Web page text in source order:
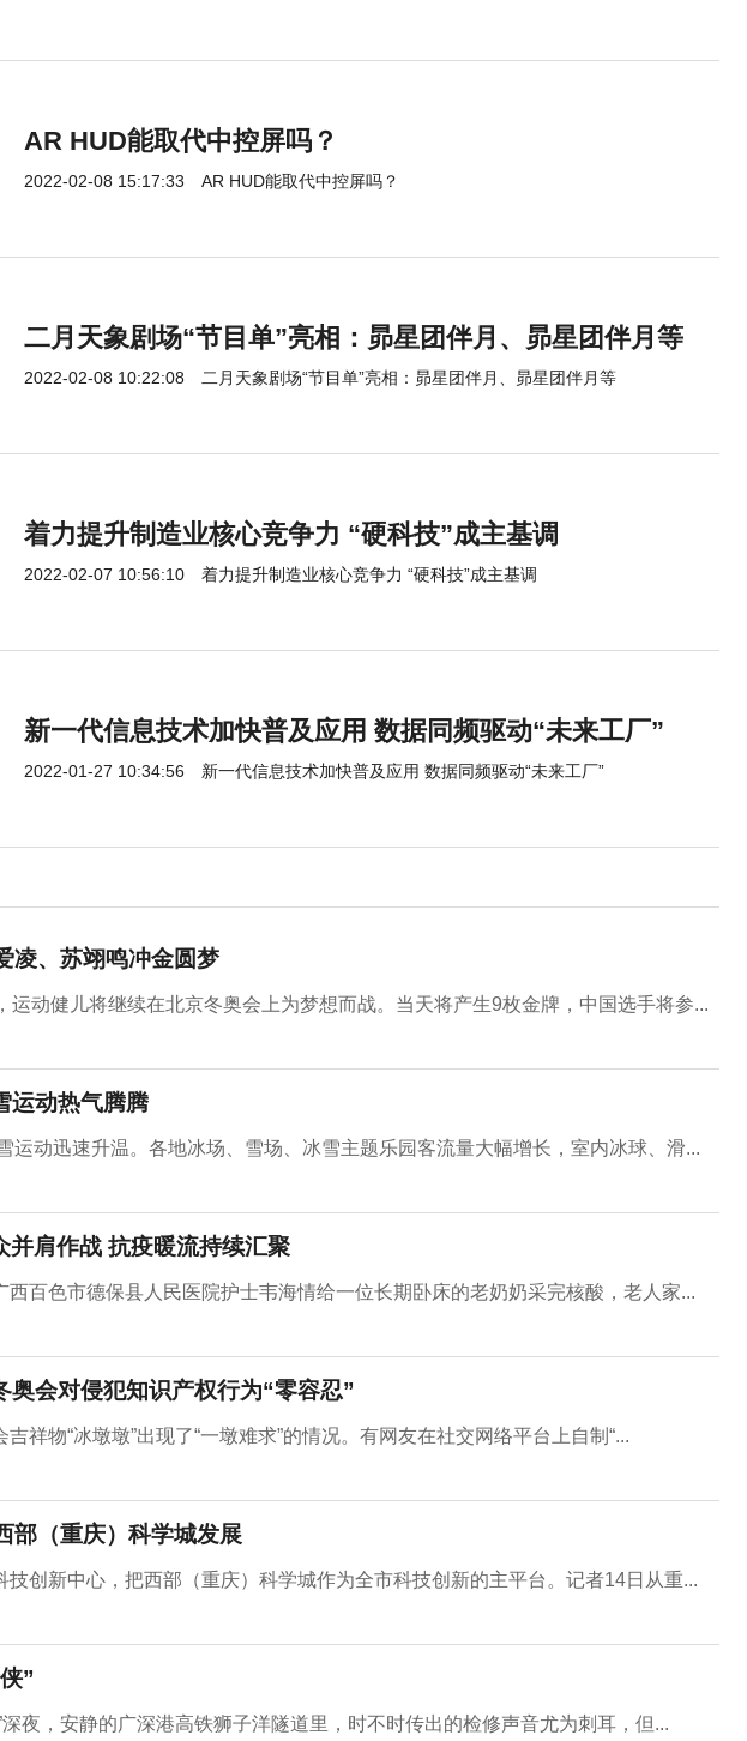
AR HUD能取代中控屏吗？
2022-02-08 15:17:33 AR HUD能取代中控屏吗？
二月天象剧场“节目单”亮相：昴星团伴月、昴星团伴月等
2022-02-08 10:22:08 二月天象剧场“节目单”亮相：昴星团伴月、昴星团伴月等
着力提升制造业核心竞争力 “硬科技”成主基调
2022-02-07 10:56:10 着力提升制造业核心竞争力 “硬科技”成主基调
新一代信息技术加快普及应用 数据同频驱动“未来工厂”
2022-01-27 10:34:56 新一代信息技术加快普及应用 数据同频驱动“未来工厂”
凌、苏翊鸣冲金圆梦
运动健儿将继续在北京冬奥会上为梦想而战。当天将产生9枚金牌，中国选手将参...
运动热气腾腾
运动迅速升温。各地冰场、雪场、冰雪主题乐园客流量大幅增长，室内冰球、滑...
并肩作战 抗疫暖流持续汇聚
西百色市德保县人民医院护士韦海情给一位长期卧床的老奶奶采完核酸，老人家...
奥会对侵犯知识产权行为“零容忍”
祥物“冰墩墩”出现了“一墩难求”的情况。有网友在社交网络平台上自制“...
部（重庆）科学城发展
创新中心，把西部（重庆）科学城作为全市科技创新的主平台。记者14日从重...
”
夜，安静的广深港高铁狮子洋隧道里，时不时传出的检修声音尤为刺耳，但...